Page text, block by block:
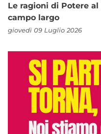
Le ragioni di Potere al
campo largo
giovedì 09 Luglio 2026